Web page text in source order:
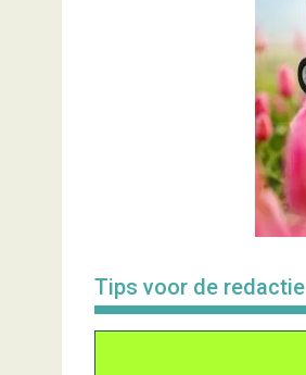
Tips voor de redactie